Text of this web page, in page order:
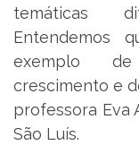
temáticas
Entendemos
exemplo de
crescimento e
professora Eva
São Luís.